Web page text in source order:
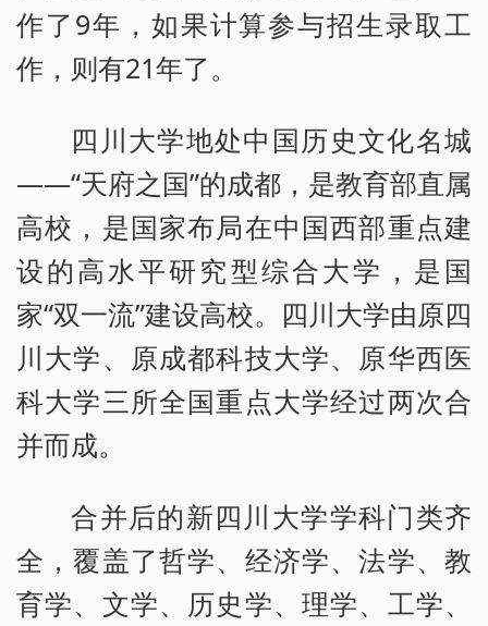
作了9年，如果计算参与招生录取工
作，则有21年了。
四川大学地处中国历史文化名城
——“天府之国”的成都，是教育部直属
高校，是国家布局在中国西部重点建
设的高水平研究型综合大学，是国
家“双一流”建设高校。四川大学由原四
川大学、原成都科技大学、原华西医
科大学三所全国重点大学经过两次合
并而成。
合并后的新四川大学学科门类齐
全，覆盖了哲学、经济学、法学、教
育学、文学、历史学、理学、工学、